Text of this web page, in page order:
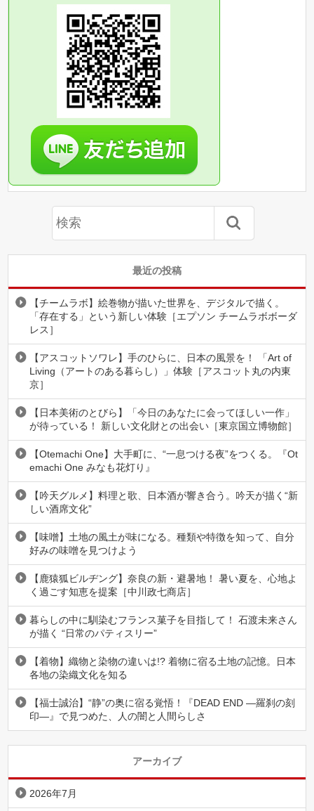
最近の投稿
【チームラボ】絵巻物が描いた世界を、デジタルで描く。
「存在する」という新しい体験［エプソン チームラボボーダ
レス］
【アスコットソワレ】手のひらに、日本の風景を！ 「Art of
Living（アートのある暮らし）」体験［アスコット丸の内東
京］
【日本美術のとびら】「今日のあなたに会ってほしい一作」
が待っている！ 新しい文化財との出会い［東京国立博物館］
【Otemachi One】大手町に、“一息つける夜”をつくる。『Ot
emachi One みなも花灯り』
【吟天グルメ】料理と歌、日本酒が響き合う。吟天が描く“新
しい酒席文化”
【味噌】土地の風土が味になる。種類や特徴を知って、自分
好みの味噌を見つけよう
【鹿猿狐ビルヂング】奈良の新・避暑地！ 暑い夏を、心地よ
く過ごす知恵を提案［中川政七商店］
暮らしの中に馴染むフランス菓子を目指して！ 石渡未来さん
が描く “日常のパティスリー”
【着物】織物と染物の違いは!? 着物に宿る土地の記憶。日本
各地の染織文化を知る
【福士誠治】“静”の奥に宿る覚悟！『DEAD END ―羅刹の刻
印―』で見つめた、人の闇と人間らしさ
アーカイブ
2026年7月